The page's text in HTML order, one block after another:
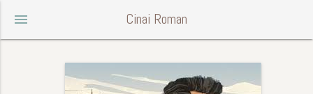
menu Cinai Roman